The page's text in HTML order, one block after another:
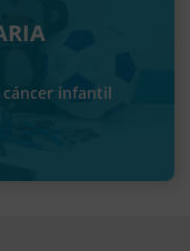
infantil